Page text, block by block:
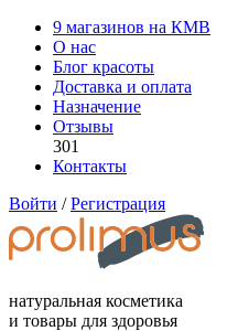
9 магазинов на КМВ
О нас
Блог красоты
Доставка и оплата
Назначение
Отзывы
301
Контакты
Войти / Регистрация
натуральная косметика
и товары для здоровья